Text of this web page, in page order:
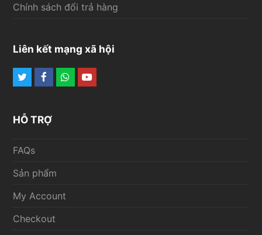
Chính sách đổi trả hàng
Liên kết mạng xã hội
TwitterFacebook
Whatsapp
Youtube
HỖ TRỢ
FAQs
Sản phẩm
My Account
Checkout